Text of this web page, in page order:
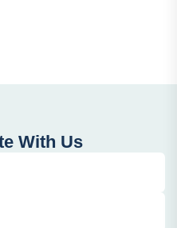
With Us